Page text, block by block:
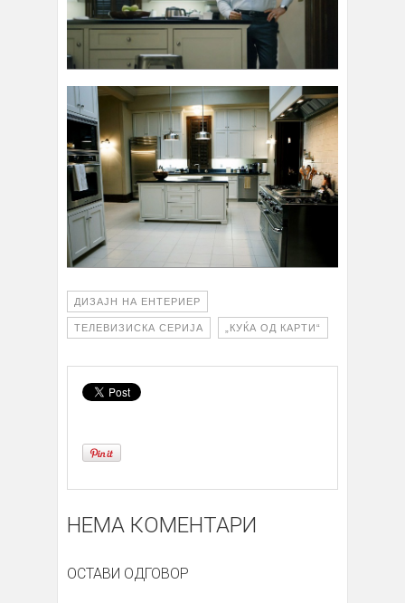
ДИЗАЈН НА ЕНТЕРИЕР
ТЕЛЕВИЗИСКА СЕРИЈА „КУЌА ОД КАРТИ“
НЕМА КОМЕНТАРИ
ОСТАВИ ОДГОВОР